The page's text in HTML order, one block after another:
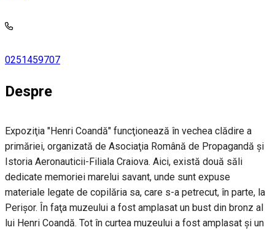
0251459707
Despre
Expoziţia "Henri Coandă" funcţionează în vechea clădire a
primăriei, organizată de Asociaţia Română de Propagandă şi
Istoria Aeronauticii-Filiala Craiova. Aici, există două săli
dedicate memoriei marelui savant, unde sunt expuse
materiale legate de copilăria sa, care s-a petrecut, în parte, la
Perişor. În faţa muzeului a fost amplasat un bust din bronz al
lui Henri Coandă. Tot în curtea muzeului a fost amplasat şi un